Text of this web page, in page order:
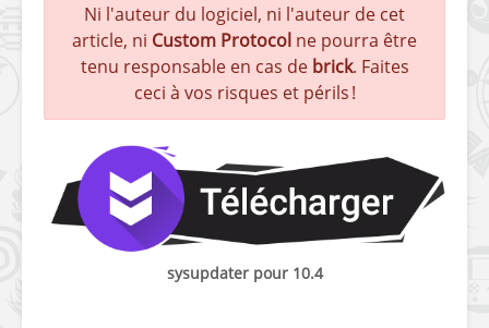
Ni l'auteur du logiciel, ni l'auteur de cet
article, ni Custom Protocol ne pourra être
tenu responsable en cas de brick. Faites
ceci à vos risques et périls !
sysupdater pour 10.4